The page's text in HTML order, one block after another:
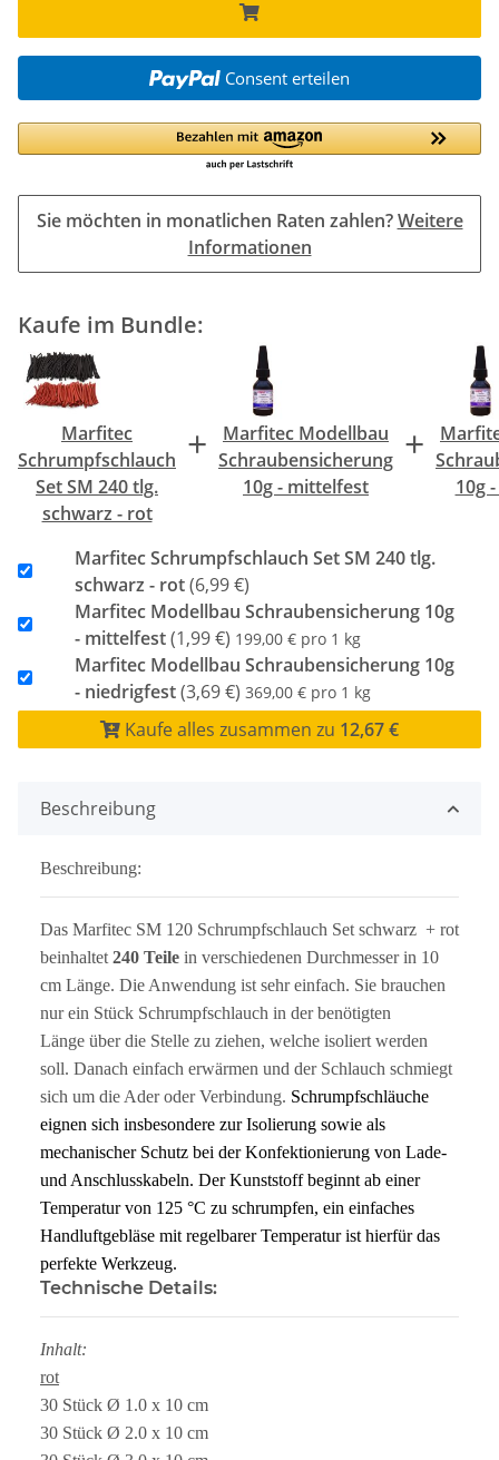
Consent erteilen
Sie möchten in monatlichen Raten zahlen?Weitere
Informationen
Kaufe im Bundle:
Marfitec
Schrumpfschlauch
Set SM 240 tlg.
schwarz - rot
+
Marfitec Modellbau
Schraubensicherung
10g - mittelfest
+
10g
Marfitec Schrumpfschlauch Set SM 240 tlg.
schwarz - rot(6,99 €)
Marfitec Modellbau Schraubensicherung 10g
- mittelfest(1,99 €) 199,00 € pro 1 kg
Marfitec Modellbau Schraubensicherung 10g
- niedrigfest(3,69 €) 369,00 € pro 1 kg
Kaufe alles zusammen zu 12,67 €
Beschreibung
Beschreibung:
Das Marfitec SM 120 Schrumpfschlauch Set schwarz + rot
beinhaltet 240 Teile in verschiedenen Durchmesser in 10
cm Länge. Die Anwendung ist sehr einfach. Sie brauchen
nur ein Stück Schrumpfschlauch in der benötigten
Länge über die Stelle zu ziehen, welche isoliert werden
soll. Danach einfach erwärmen und der Schlauch schmiegt
sich um die Ader oder Verbindung. Schrumpfschläuche
eignen sich insbesondere zur Isolierung sowie als
mechanischer Schutz bei der Konfektionierung von Lade-
und Anschlusskabeln. Der Kunststoff beginnt ab einer
Temperatur von 125 °C zu schrumpfen, ein einfaches
Handluftgebläse mit regelbarer Temperatur ist hierfür das
perfekte Werkzeug.
Technische Details:
Inhalt:
rot
30 Stück Ø 1.0 x 10 cm
30 Stück Ø 2.0 x 10 cm